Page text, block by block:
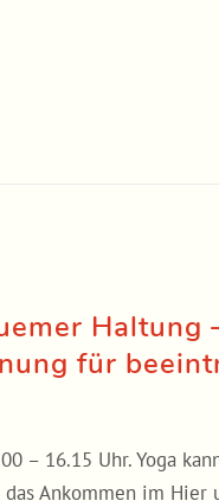
Haltung
für
– 16.15 Uhr. Yoga
Ankommen im